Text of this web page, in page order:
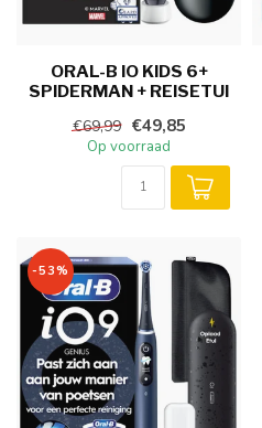
ORAL-B IO KIDS 6+
SPIDERMAN + REISETUI
€69,99 €49,85
Op voorraad
-53%